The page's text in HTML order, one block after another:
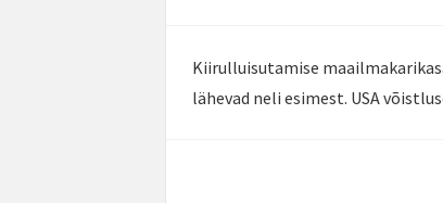
Kiirulluisutamise
lähevad neli esimest. USA